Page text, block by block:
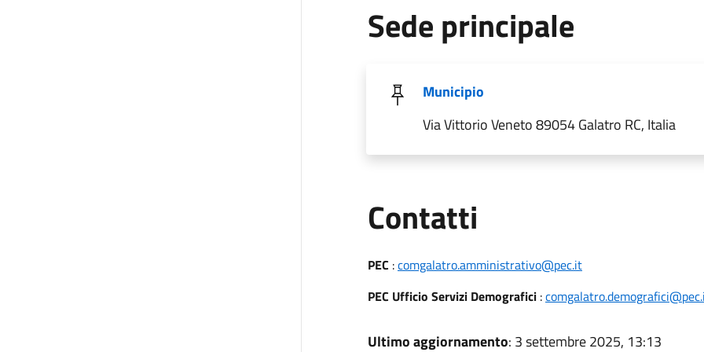
Sede principale
Municipio
Via Vittorio Veneto 89054 Galatro RC, Italia
Contatti
PEC :comgalatro.amministrativo@pec.it
PEC Ufficio Servizi Demografici:
Ultimo aggiornamento: 3 settembre 2025, 13:13